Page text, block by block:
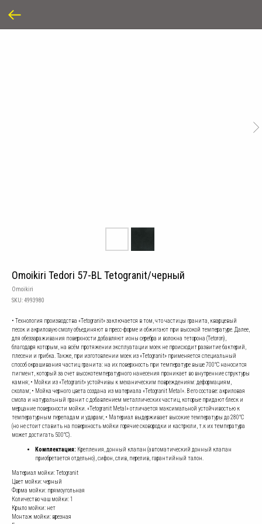
Omoikiri Tedori 57-BL Tetogranit/черный
Omoikiri
SKU:4993980
• Технология производства «Tetogranit» заключается в том, что частицы гранита, кварцевый
песок и акриловую смолу объединяют в пресс-форме и обжигают при высокой температуре. Далее,
для обеззараживания поверхности добавляют ионы серебра и волокна теторона (Tetoron),
благодаря которым, на всём протяжении эксплуатации моек не происходит развитие бактерий,
плесени и грибка. Также, при изготовлении моек из «Tetogranit» применяется специальный
способ окрашивания частиц гранита: на их поверхность при температуре выше 700°С наносится
пигмент, который за счет высокотемпературного нанесения проникает во внутренние структуры
камня; • Мойки из «Tetogranit» устойчивы к механическим повреждениям: деформациям,
сколам; • Мойка черного цвета создана из материала «Tetogranit Metal». В его составе: акриловая
смола и натуральный гранит с добавлением металлических частиц, которые придают блеск и
мерцание поверхности мойки. «Tetogranit Metal» отличается максимальной устойчивостью к
температурным перепадам и ударам; • Материал выдерживает высокие температуры до 280°С
(но не стоит ставить на поверхность мойки горячие сковородки и кастрюли, т.к их температура
может достигать 500°С).
Комплектация: Крепления, донный клапан (автоматический донный клапан
приобретается отдельно), сифон, слив, перелив, гарантийный талон.
Материал мойки: Tetogranit
Цвет мойки: черный
Форма мойки: прямоугольная
Количество чаш мойки: 1
Крыло мойки: нет
Монтаж мойки: врезная